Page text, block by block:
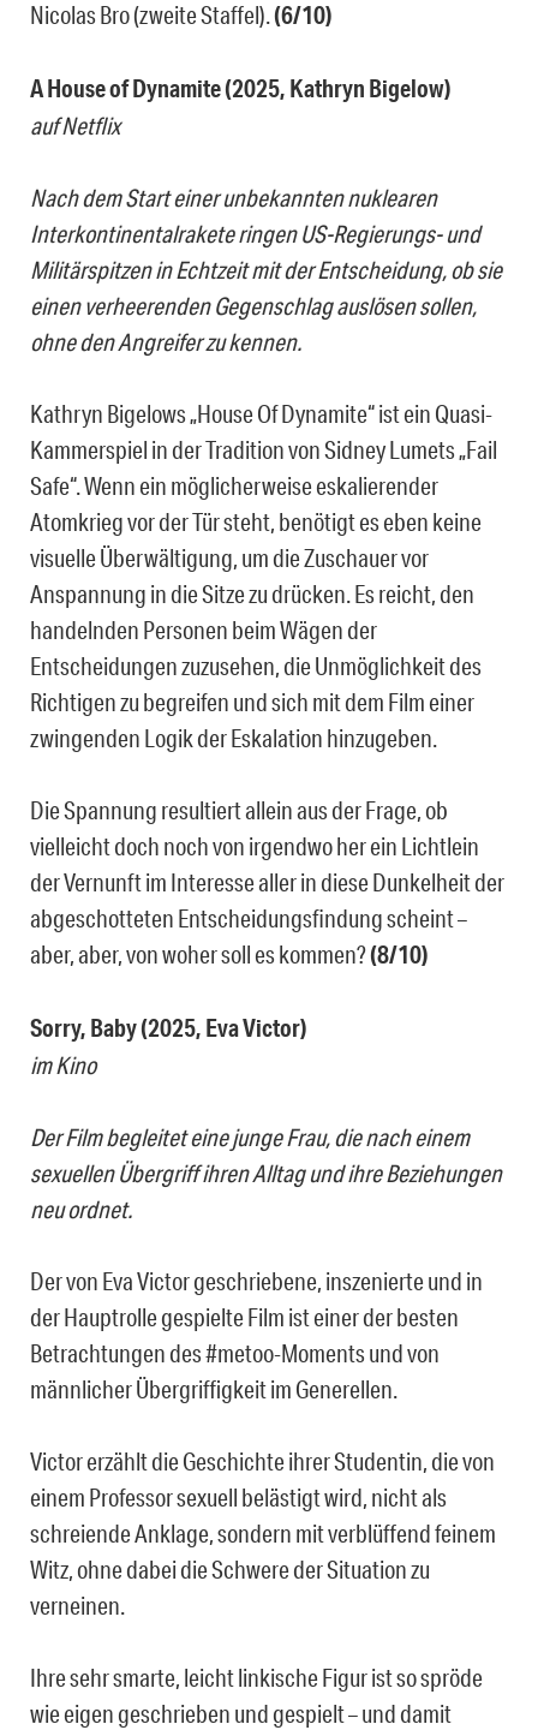
Nicolas Bro (zweite Staffel).(6/10)
A House of Dynamite (2025, Kathryn Bigelow)
auf Netflix
Nach dem Start einer unbekannten nuklearen
Interkontinentalrakete ringen US-Regierungs- und
Militärspitzen in Echtzeit mit der Entscheidung, ob sie
einen verheerenden Gegenschlag auslösen sollen,
ohne den Angreifer zu kennen.
Kathryn Bigelows „House Of Dynamite“ ist ein Quasi-
Kammerspiel in der Tradition von Sidney Lumets „Fail
Safe“. Wenn ein möglicherweise eskalierender
Atomkrieg vor der Tür steht, benötigt es eben keine
visuelle Überwältigung, um die Zuschauer vor
Anspannung in die Sitze zu drücken. Es reicht, den
handelnden Personen beim Wägen der
Entscheidungen zuzusehen, die Unmöglichkeit des
Richtigen zu begreifen und sich mit dem Film einer
zwingenden Logik der Eskalation hinzugeben.
Die Spannung resultiert allein aus der Frage, ob
vielleicht doch noch von irgendwo her ein Lichtlein
der Vernunft im Interesse aller in diese Dunkelheit der
abgeschotteten Entscheidungsfindung scheint –
aber, aber, von woher soll es kommen?(8/10)
Sorry, Baby (2025, Eva Victor)
im Kino
Der Film begleitet eine junge Frau, die nach einem
sexuellen Übergriff ihren Alltag und ihre Beziehungen
neu ordnet.
Der von Eva Victor geschriebene, inszenierte und in
der Hauptrolle gespielte Film ist einer der besten
Betrachtungen des #metoo-Moments und von
männlicher Übergriffigkeit im Generellen.
Victor erzählt die Geschichte ihrer Studentin, die von
einem Professor sexuell belästigt wird, nicht als
schreiende Anklage, sondern mit verblüffend feinem
Witz, ohne dabei die Schwere der Situation zu
verneinen.
Ihre sehr smarte, leicht linkische Figur ist so spröde
wie eigen geschrieben und gespielt – und damit